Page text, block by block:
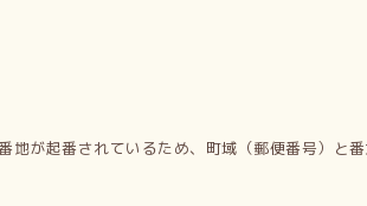
地が起番されているため、町域（郵便番号）と